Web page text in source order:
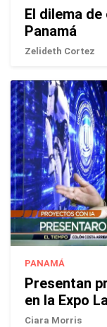
El dilema
Panamá
Zelideth Cortez
PANAMÁ
Presentan
en la Expo
Ciara Morris